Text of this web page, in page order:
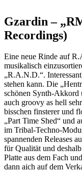
Gzardin –
Recordings)
Eine neue Rinde auf
musikalisch
„R.A.N.D.“.
stehen kann. Die
schönen Synth-Akkord
auch groovy as hell
bisschen finsterer und
„Part Time Shed“ und
im Tribal-Techno-
spannenden Releases
für Qualität und
Platte aus dem Fach
dann aich auf dem